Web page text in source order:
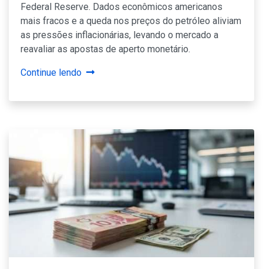
Federal Reserve. Dados econômicos americanos
mais fracos e a queda nos preços do petróleo aliviam
as pressões inflacionárias, levando o mercado a
reavaliar as apostas de aperto monetário.
Continue lendo